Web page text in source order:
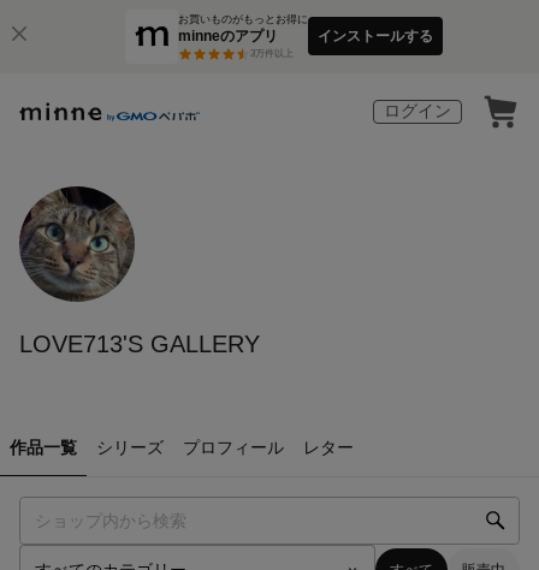
お買いものがもっとお得に
minneのアプリ
3万件以上
インストールする
ログイン
LOVE713'S GALLERY
作品一覧 シリーズ プロフィール レター